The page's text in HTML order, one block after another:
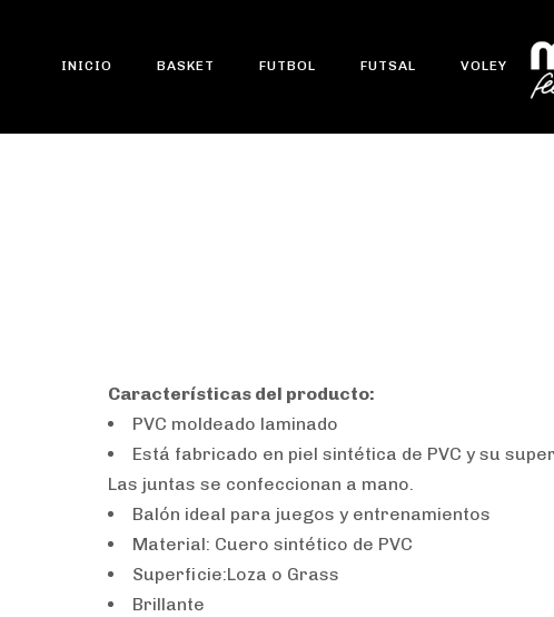
INICIO BASKET FUTBOL FUTSAL VOLEY
Características del producto:
PVC moldeado laminado
Está fabricado en piel sintética de PVC y su
Las juntas se confeccionan a mano.
Balón ideal para juegos y entrenamientos
Material: Cuero sintético de PVC
Superficie:Loza o Grass
Brillante